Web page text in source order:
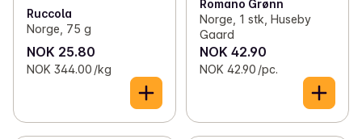
Ruccola
Norge, 75 g
NOK 25.80
NOK 344.00 /kg
Romano Grønn
Norge, 1 stk, Huseby
Gaard
NOK 42.90
NOK 42.90 /pc.